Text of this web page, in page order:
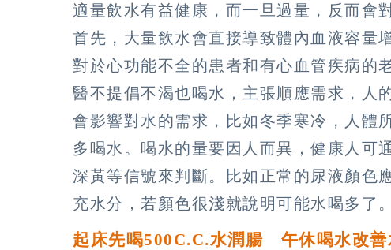
適量飲水有益健康，而一旦過量，反而會
首先，大量飲水會直接導致體內血液容量
對於心功能不全的患者和有心血管疾病的
醫不提倡不渴也喝水，主張順應需求，人
會影響對水的需求，比如冬季寒冷，人體
多喝水。喝水的量要因人而異，健康人可
深黃等信號來判斷。比如正常的尿液顏色
充水分，若顏色很淺就說明可能水喝多了。
起床先喝500C.C.水潤腸 午休喝水改善